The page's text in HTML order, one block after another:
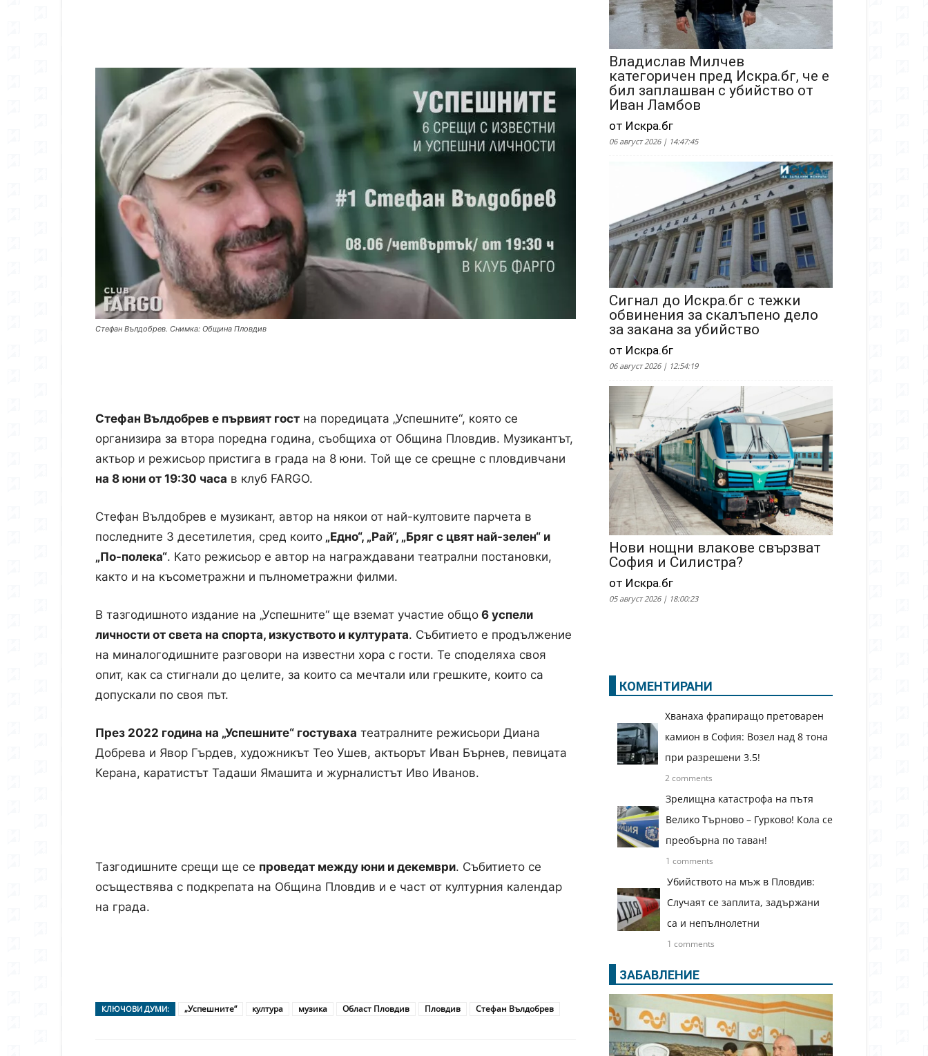
Стефан Вълдобрев. Снимка: Община Пловдив
Стефан Вълдобрев е първият гост на поредицата „Успешните“, която се
организира за втора поредна година, съобщиха от Община Пловдив. Музикантът,
актьор и режисьор пристига в града на 8 юни. Той ще се срещне с пловдивчани
на 8 юни от 19:30 часа в клуб FARGO.
Стефан Вълдобрев е музикант, автор на някои от най-култовите парчета в
последните 3 десетилетия, сред които „Едно“, „Рай“, „Бряг с цвят най-зелен“ и
„По-полека“. Като режисьор е автор на награждавани театрални постановки,
както и на късометражни и пълнометражни филми.
В тазгодишното издание на „Успешните“ ще вземат участие общо 6 успели
личности от света на спорта, изкуството и културата. Събитието е продължение
на миналогодишните разговори на известни хора с гости. Те споделяха своя
опит, как са стигнали до целите, за които са мечтали или грешките, които са
допускали по своя път.
През 2022 година на „Успешните“ гостуваха театралните режисьори Диана
Добрева и Явор Гърдев, художникът Тео Ушев, актьорът Иван Бърнев, певицата
Керана, каратистът Тадаши Ямашита и журналистът Иво Иванов.
Тазгодишните срещи ще се проведат между юни и декември. Събитието се
осъществява с подкрепата на Община Пловдив и е част от културния календар
на града.
КЛЮЧОВИ ДУМИ: „Успешните“ култура музика Област Пловдив Пловдив Стефан Вълдобрев
Владислав Милчев
категоричен пред Искра.бг, че е
бил заплашван с убийство от
Иван Ламбов
от Искра.бг
06 август 2026 | 14:47:45
Сигнал до Искра.бг с тежки
обвинения за скалъпено дело
за закана за убийство
от Искра.бг
06 август 2026 | 12:54:19
Нови нощни влакове свързват
София и Силистра?
от Искра.бг
05 август 2026 | 18:00:23
КОМЕНТИРАНИ
Хванаха фрапиращо претоварен
камион в София: Возел над 8 тона
при разрешени 3.5!
2 comments
Зрелищна катастрофа на пътя
Велико Търново – Гурково! Кола се
преобърна по таван!
1 comments
Убийството на мъж в Пловдив:
Случаят се заплита, задържани
са и непълнолетни
1 comments
ЗАБАВЛЕНИЕ